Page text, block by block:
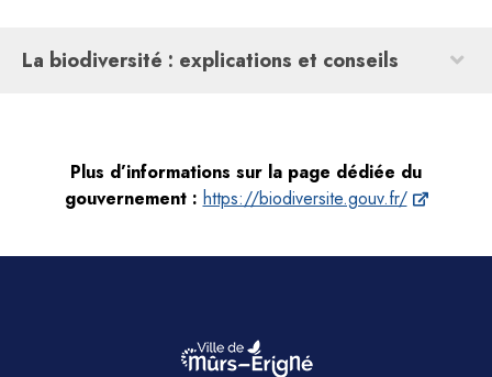
La biodiversité : explications et conseils
Plus d’informations sur la page dédiée du
gouvernement : https://biodiversite.gouv.fr/